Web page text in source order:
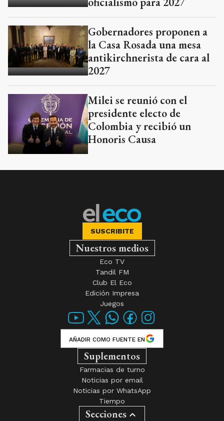
Gobernadores proponen a
la Casa Rosada una mesa
antikirchnerista de cara al
2027
Milei se reunió con el
presidente electo de
Colombia y recibió un
Honoris Causa
SUSCRIBITE
Nuestros medios
Eco TV
Tandil FM
Club El Eco
Edición Impresa
Juegos
AÑADIR COMO FUENTE EN
Suplementos
Farmacias de turno
Noticias por email
Noticias por WhatsApp
Tiempo
Secciones